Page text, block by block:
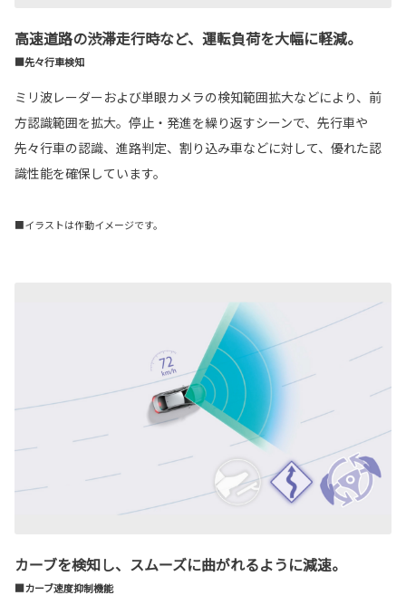
高速道路の渋滞走行時など、運転負荷を大幅に軽減。
■先々行車検知
ミリ波レーダーおよび単眼カメラの検知範囲拡大などにより、前
方認識範囲を拡大。停止・発進を繰り返すシーンで、先行車や
先々行車の認識、進路判定、割り込み車などに対して、優れた認
識性能を確保しています。
■イラストは作動イメージです。
カーブを検知し、スムーズに曲がれるように減速。
■カーブ速度抑制機能